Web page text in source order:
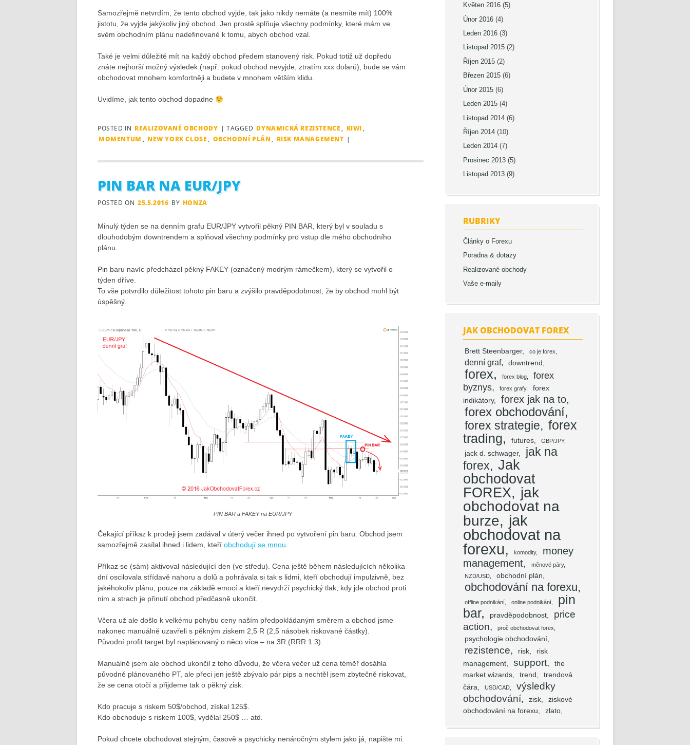
Samozřejmě netvrdím, že tento obchod vyjde, tak jako nikdy nemáte (a nesmíte mít) 100%
jistotu, že vyjde jakýkoliv jiný obchod. Jen prostě splňuje všechny podmínky, které mám ve
svém obchodním plánu nadefinované k tomu, abych obchod vzal.
Také je velmi důležité mít na každý obchod předem stanovený risk. Pokud totiž už dopředu
znáte nejhorší možný výsledek (např. pokud obchod nevyjde, ztratím xxx dolarů), bude se vám
obchodovat mnohem komfortněji a budete v mnohem větším klidu.
Uvidíme, jak tento obchod dopadne
POSTED IN REALIZOVANÉ OBCHODY |TAGGED DYNAMICKÁ REZISTENCE , KIWI ,
MOMENTUM , NEW YORK CLOSE , OBCHODNÍ PLÁN , RISK MANAGEMENT |
PIN BAR NA EUR/JPY
POSTED ON 25.5.2016 BY HONZA
Minulý týden se na denním grafu EUR/JPY vytvořil pěkný PIN BAR, který byl v souladu s
dlouhodobým downtrendem a splňoval všechny podmínky pro vstup dle mého obchodního
plánu.
Pin baru navíc předcházel pěkný FAKEY (označený modrým rámečkem), který se vytvořil o
týden dříve.
To vše potvrdilo důležitost tohoto pin baru a zvýšilo pravděpodobnost, že by obchod mohl být
úspěšný.
PIN BAR a FAKEY na EUR/JPY
Čekající příkaz k prodeji jsem zadával v úterý večer ihned po vytvoření pin baru. Obchod jsem
samozřejmě zasílal ihned i lidem, kteří obchodují se mnou.
Příkaz se (sám) aktivoval následující den (ve středu). Cena ještě během následujících několika
dní oscilovala střídavě nahoru a dolů a pohrávala si tak s lidmi, kteří obchodují impulzivně, bez
jakéhokoliv plánu, pouze na základě emocí a kteří nevydrží psychický tlak, kdy jde obchod proti
nim a strach je přinutí obchod předčasně ukončit.
Včera už ale došlo k velkému pohybu ceny naším předpokládaným směrem a obchod jsme
nakonec manuálně uzavřeli s pěkným ziskem 2,5 R (2,5 násobek riskované částky).
Původní profit target byl naplánovaný o něco více – na 3R (RRR 1:3).
Manuálně jsem ale obchod ukončil z toho důvodu, že včera večer už cena téměř dosáhla
původně plánovaného PT, ale přeci jen ještě zbývalo pár pips a nechtěl jsem zbytečně riskovat,
že se cena otočí a přijdeme tak o pěkný zisk.
Kdo pracuje s riskem 50$/obchod, získal 125$.
Kdo obchoduje s riskem 100$, vydělal 250$ … atd.
Pokud chcete obchodovat stejným, časově a psychicky nenáročným stylem jako já, napište mi.
Květen 2016 (5)
Únor 2016 (4)
Leden 2016 (3)
Listopad 2015 (2)
Říjen 2015 (2)
Březen 2015 (6)
Únor 2015 (6)
Leden 2015 (4)
Listopad 2014 (6)
Říjen 2014 (10)
Leden 2014 (7)
Prosinec 2013 (5)
Listopad 2013 (9)
RUBRIKY
Články o Forexu
Poradna & dotazy
Realizované obchody
Vaše e-maily
JAK OBCHODOVAT FOREX
Brett Steenbarger co je forex
denní graf downtrend
forex forex blog
forex
byznys
forex grafy
forex
indikátory
forex jak na to
forex obchodování
forex strategie
forex
trading
futures GBP/JPY
jack d. schwager
jak na
forex
Jak
obchodovat
FOREX
jak
obchodovat na
burze
jak
obchodovat na
forexu
komodity
money
management
měnové páry
NZD/USD
obchodní plán
obchodování na forexu
offline podnikání online podnikání
pin
bar
pravděpodobnost
price
action
proč obchodovat forex
psychologie obchodování
rezistence risk
risk
management
support
the
market wizards
trend
trendová
čára
USD/CAD
výsledky
obchodování
zisk
ziskové
obchodování na forexu
zlato